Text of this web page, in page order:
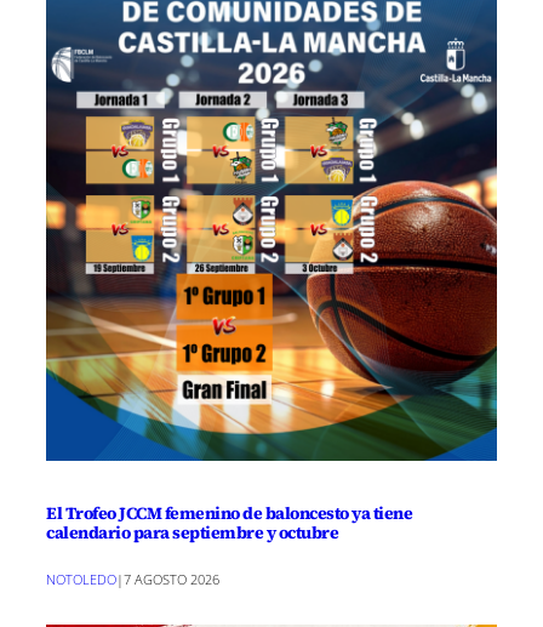
El Trofeo JCCM femenino de baloncesto ya tiene
calendario para septiembre y octubre
NOTOLEDO|7 AGOSTO 2026